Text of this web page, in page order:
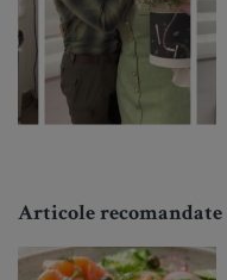
Articole recomandate